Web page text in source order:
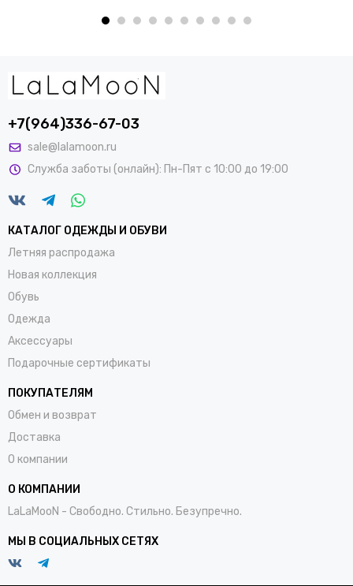
+7(964)336-67-03
sale@lalamoon.ru
Служба заботы (онлайн): Пн-Пят с 10:00 до 19:00
КАТАЛОГ ОДЕЖДЫ И ОБУВИ
Летняя распродажа
Новая коллекция
Обувь
Одежда
Аксессуары
Подарочные сертификаты
ПОКУПАТЕЛЯМ
Обмен и возврат
Доставка
О компании
О КОМПАНИИ
LaLaMooN - Свободно. Стильно. Безупречно.
МЫ В СОЦИАЛЬНЫХ СЕТЯХ